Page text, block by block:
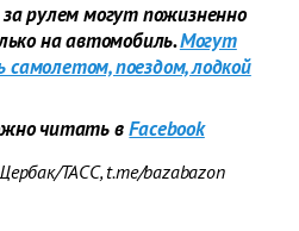
рулем могут пожизненно
на автомобиль.Могут
поездом, лодкой
читать в Facebook
ТАСС, t.me/bazabazon